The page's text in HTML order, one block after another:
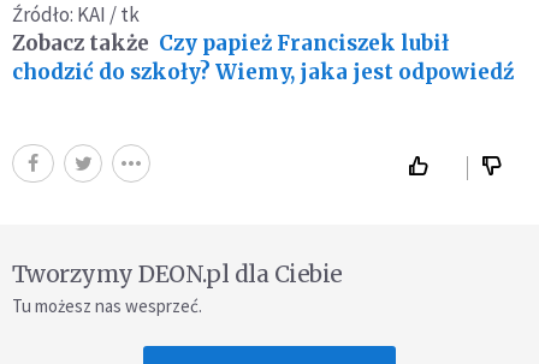
Źródło: KAI / tk
Zobacz także Czy papież Franciszek lubił
chodzić do szkoły? Wiemy, jaka jest odpowiedź
Tworzymy DEON.pl dla Ciebie
Tu możesz nas wesprzeć.